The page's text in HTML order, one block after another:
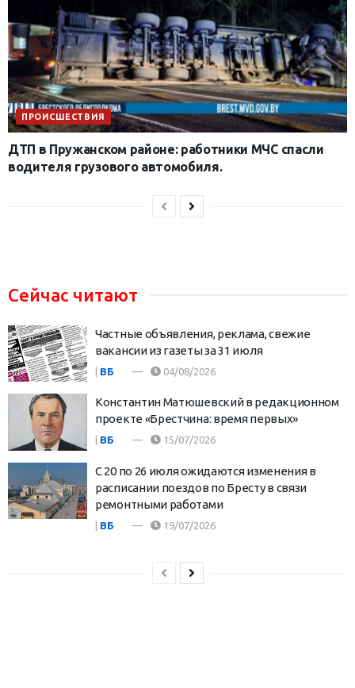
ПРОИСШЕСТВИЯ
ДТП в Пружанском районе: работники МЧС спасли
водителя грузового автомобиля.
Сейчас читают
Частные объявления, реклама, свежие
вакансии из газеты за 31 июля
| ВБ 04/08/2026
Константин Матюшевский в редакционном
проекте «Брестчина: время первых»
ВБ 15/07/2026
С 20 по 26 июля ожидаются изменения в
расписании поездов по Бресту в связи
ремонтными работами
| ВБ 19/07/2026